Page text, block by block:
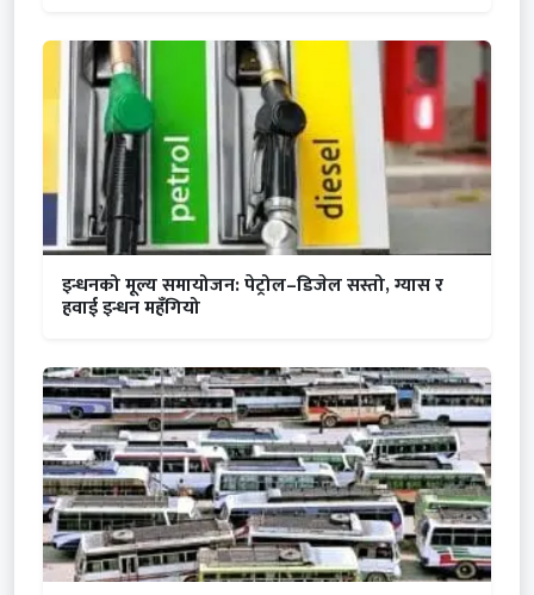
इन्धनको मूल्य समायोजन: पेट्रोल–डिजेल सस्तो, ग्यास र
हवाई इन्धन महँगियो